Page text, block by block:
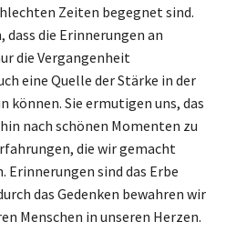
Zeiten begegnet sind.
die Erinnerungen an
die Vergangenheit
eine Quelle der Stärke in der
können. Sie ermutigen uns, das
nach schönen Momenten zu
die wir gemacht
Erinnerungen sind das Erbe
das Gedenken bewahren wir
Menschen in unseren Herzen.